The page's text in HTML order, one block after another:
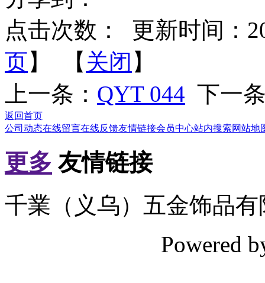
点击次数：
更新时间：
页】 【 关闭 】
上一条： QYT 044 下一
返回首页
公司动态在线留言在线反馈友情链接会员中心站内搜索网站地
更多 友情链接
千業（义乌）五金饰品
Powered